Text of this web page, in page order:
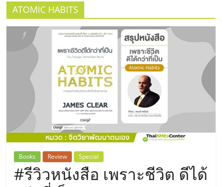
SME
แห่ง
ประเทศไทย,
ThaiSMEsCenter,
รวม
ธุรกิจ
ATOMIC HABITS
Books Review Special
#รีวิวหนังสือ เพราะชีวิต ดีได้